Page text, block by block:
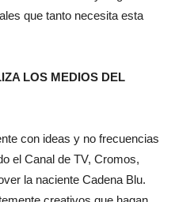
que tanto necesita esta
LOS MEDIOS DEL
con ideas y no frecuencias
el Canal de TV, Cromos,
la naciente Cadena Blu.